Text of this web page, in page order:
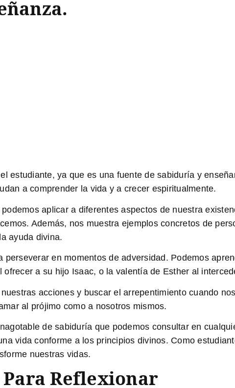
estudiante, ya que es una fuente de sabiduría y
a comprender la vida y a crecer espiritualmente.
aplicar a diferentes aspectos de nuestra
Además, nos muestra ejemplos concretos de
ayuda divina.
perseverar en momentos de adversidad. Podemos
a su hijo Isaac, o la valentía de Esther al
acciones y buscar el arrepentimientocuando
al prójimo como a nosotros mismos.
de sabiduría que podemos consultar en
vida conforme a los principios divinos. Como
nuestras vidas.
Para Reflexionar